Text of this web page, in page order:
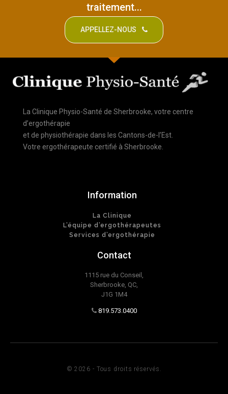
traitement...
APPELLEZ-NOUS
La Clinique Physio-Santé de Sherbrooke, votre centre
d’ergothérapie
et de physiothérapie dans les Cantons-de-l’Est.
Votre ergothérapeute certifié à Sherbrooke.
Information
La Clinique
L’équipe d’ergothérapeutes
Services d’ergothérapie
Contact
1115 rue du Conseil,
Sherbrooke, QC,
J1G 1M4
819.573.0400
© 2026 - Tous droits réservés.